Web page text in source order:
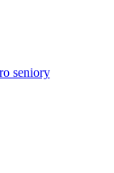
seniory